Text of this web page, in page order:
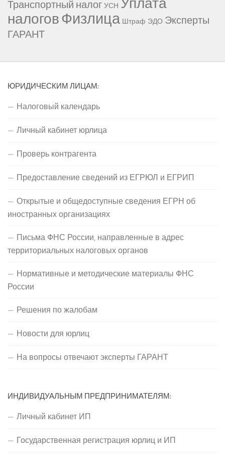
Транспортный налогУСН
налоговФизлица Штраф ЭДО Эксперты
ГАРАНТ
ЮРИДИЧЕСКИМ ЛИЦАМ:
Налоговый календарь
Личный кабинет юрлица
Проверь контрагента
Предоставление сведений из ЕГРЮЛ и ЕГРИП
Открытые и общедоступные сведения ЕГРН об
иностранных организациях
Письма ФНС России, направленные в адрес
территориальных налоговых органов
Нормативные и методические материалы ФНС
России
Решения по жалобам
Новости для юрлиц
На вопросы отвечают эксперты ГАРАНТ
ИНДИВИДУАЛЬНЫМ ПРЕДПРИНИМАТЕЛЯМ:
Личный кабинет ИП
Государственная регистрация юрлиц и ИП